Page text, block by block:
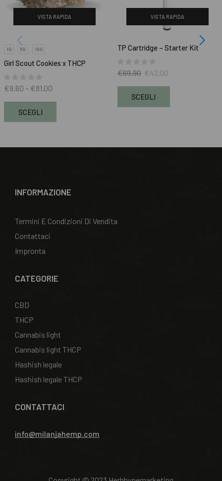
VISTA RAPIDA
1G 5G 10G
Girl Scout Cookies x THCP
€9.60 – €81.00
SCEGLI
VISTA RAPIDA
TP Cartridge – Starter Kit
€69.90 €42.00
SCEGLI
INFORMAZIONE
Termini E Condizioni Di Vendita
Contattaci
Impronta
CATEGORIE
CBD
THCP
Cannabis light
Cannabis light THCP
Hashish legale
Hashish legale THCP
CONTATTACI
info@milanjahemp.com